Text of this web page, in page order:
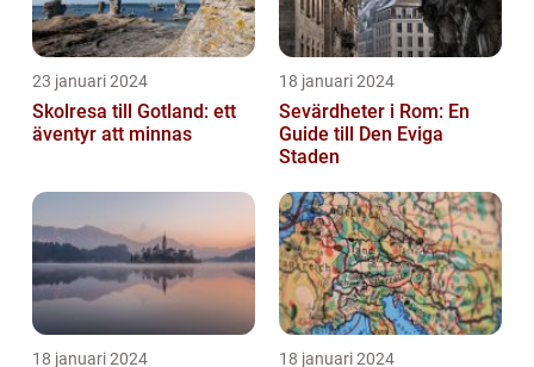
23 januari 2024
Skolresa till Gotland: ett
äventyr att minnas
18 januari 2024
Sevärdheter i Rom: En
Guide till Den Eviga
Staden
18 januari 2024 18 januari 2024